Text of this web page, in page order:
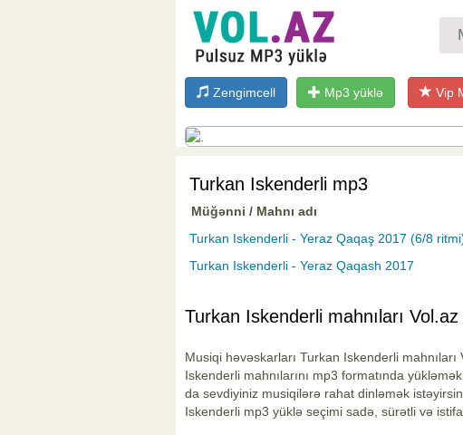
Zengimcell Mp3 yüklə Vip
Turkan Iskenderli mp3
Müğənni / Mahnı adı
Turkan Iskenderli - Yeraz Qaqaş 2017 (6/8
Turkan Iskenderli - Yeraz Qaqash 2017
Turkan Iskenderli mahnıları Vol.az
Musiqi həvəskarları Turkan Iskenderli
Iskenderli mahnılarını mp3 formatında
da sevdiyiniz musiqilərə rahat dinləmək
Iskenderli mp3 yüklə seçimi sadə, sürətli və